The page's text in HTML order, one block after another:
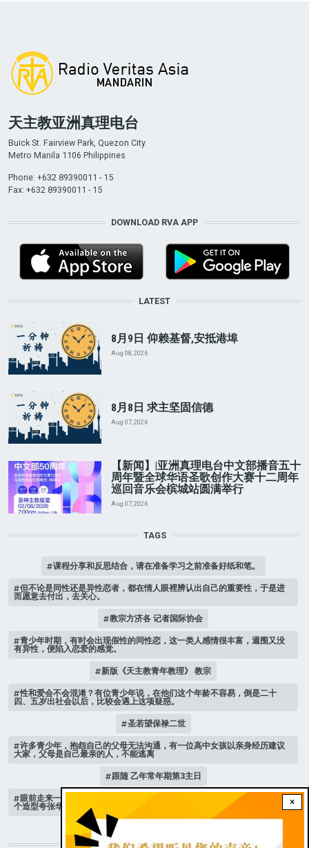
×
天主教亚洲真理电台
Buick St. Fairview Park, Quezon City
Metro Manila 1106 Philippines
Phone: +632 89390011 - 15
Fax: +632 89390011 - 15
DOWNLOAD RVA APP
LATEST
8月9日 仰赖基督,安抵港埠
Aug 08, 2026
8月8日 求主坚固信德
Aug 07, 2026
【新闻】|亚洲真理电台中文部播音五十
周年暨全球华语圣歌创作大赛十二周年
巡回音乐会槟城站圆满举行
Aug 07, 2026
TAGS
课程分享和反思结合，请在准备学习之前准备好纸和笔。
但不论是同性还是异性恋者，都在情人眼裡辨认出自己的重要性，于是进
而愿意去付出，去关心。
教宗方济各 记者国际协会
青少年时期，有时会出现假性的同性恋，这一类人感情很丰富，週围又没
有异性，便陷入恋爱的感觉。
新版《天主教青年教理》 教宗
性和爱会不会混淆？有位青少年说，在他们这个年龄不容易，倒是二十
四、五岁出社会以后，比较会遇上这项疑惑。
圣若望保禄二世
许多青少年，抱怨自己的父母无法沟通，有一位高中女孩以亲身经历建议
大家，父母是自己最亲的人，不能逃离
跟随 乙年常年期第3主日
眼前走来一位魔女，可爱的妖媚中带点邪恶，身上穿著宫廷的小丑服，整
个造型夸张华丽，非常特殊。
STAY CONNECTED WITH US!